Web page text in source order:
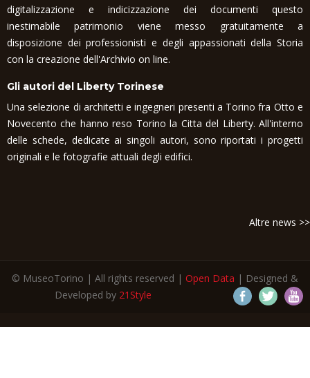
digitalizzazione e indicizzazione dei documenti questo
inestimabile patrimonio viene messo gratuitamente a
disposizione dei professionisti e degli appassionati della Storia
con la creazione dell'Archivio on line.
Gli autori del Liberty Torinese
Una selezione di architetti e ingegneri presenti a Torino fra Otto e
Novecento che hanno reso Torino la Citta del Liberty. All'interno
delle schede, dedicate ai singoli autori, sono riportati i progetti
originali e le fotografie attuali degli edifici.
Altre news >>
© MuseoTorino | All rights reserved | Open Data | Designed &
Developed by 21Style